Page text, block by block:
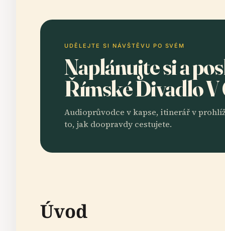
UDĚLEJTE SI NÁVŠTĚVU PO SVÉM
Naplánujte si a
Římské Divadlo
Audioprůvodce v kapse, itinerář v
to, jak doopravdy cestujete.
Úvod